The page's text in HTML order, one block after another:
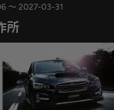
～ 2027-03-31
所